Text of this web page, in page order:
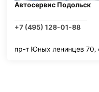
Автосервис Подольск
+7 (495) 128-01-88
пр-т Юных ленинцев 70,